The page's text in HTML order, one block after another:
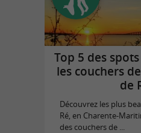
Top 5 des
les couchers
de
Découvrez les plus
Ré, en Charente-
des couchers de ...